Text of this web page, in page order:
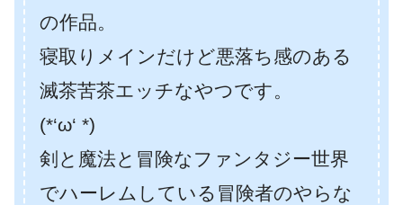
の作品。
寝取りメインだけど悪落ち感のある
滅茶苦茶エッチなやつです。
(*‘ω‘ *)
剣と魔法と冒険なファンタジー世界
でハーレムしている冒険者のやらな